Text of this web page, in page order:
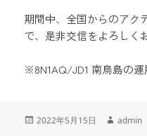
期間中、全国からのアク
で、是非交信をよろしく
※8N1AQ/JD1 南鳥島の
投
2022年5月15日
作
admin